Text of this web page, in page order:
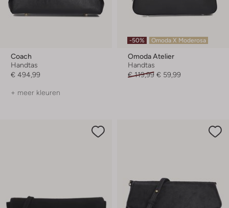
Coach
Handtas
€ 494,99
+ meer kleuren
-50% Omoda X Moderosa
Omoda Atelier
Handtas
€ 119,99 € 59,99